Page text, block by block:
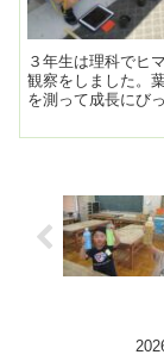
３年生は理科でヒ
観察をしました。
を測って成長にび